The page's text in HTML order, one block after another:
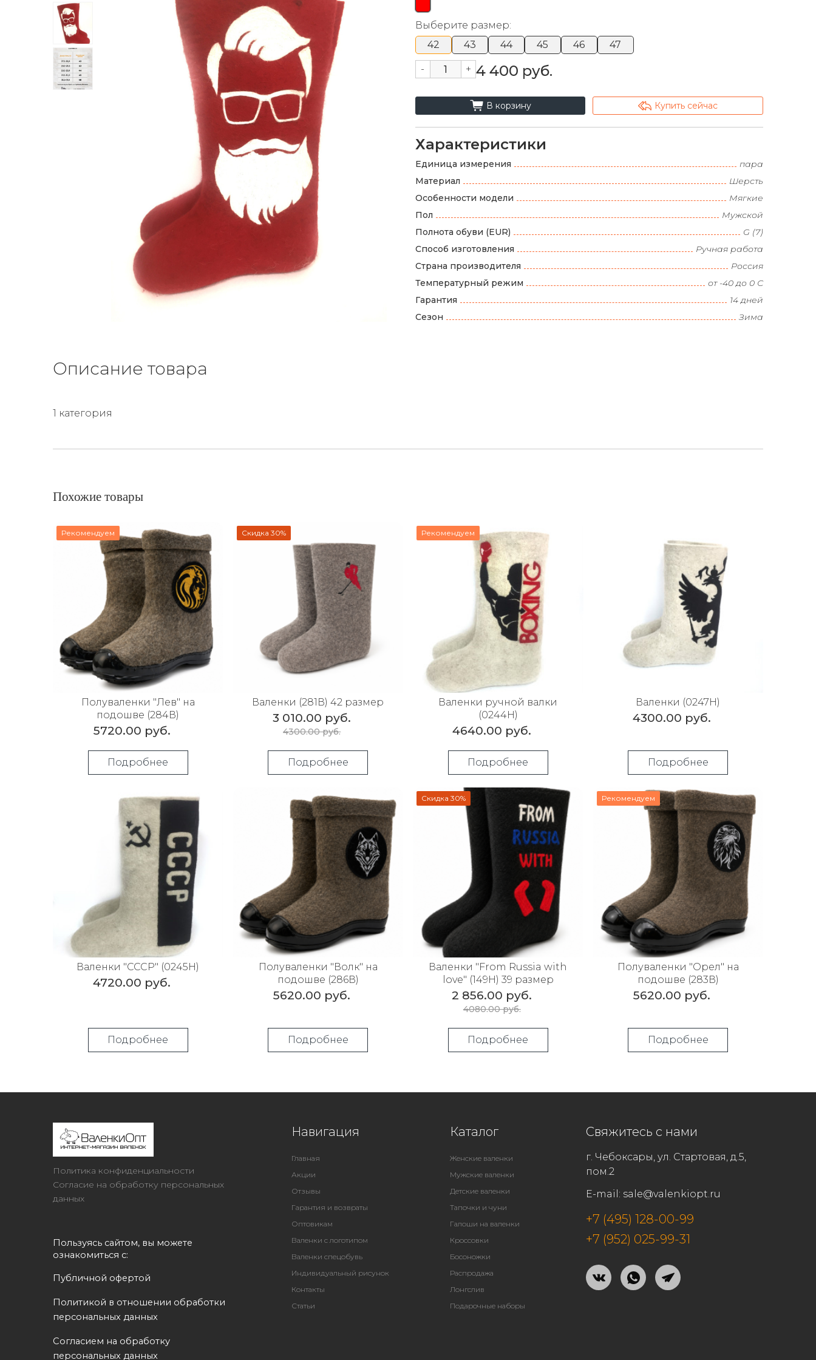
Выберите размер:
42
43 44 45 46 47
- + 4 400 руб.
cart_fill В корзину arrowshape_turn_up_left_2 Купить сейчас
Характеристики
Единица измерения
пара
Материал
Шерсть
Особенности модели
Мягкие
Пол
Мужской
Полнота обуви (EUR)
G (7)
Способ изготовления
Ручная работа
Страна производителя
Россия
Температурный режим
от -40 до 0 С
Гарантия
14 дней
Сезон
Зима
Описание товара
1 категория
Похожие товары
Рекомендуем
Полуваленки "Лев" на
подошве (284В)
5720.00 руб.
Подробнее
Скидка 30%
Валенки (281В) 42 размер
3 010.00 руб.
4300.00 руб.
Подробнее
Рекомендуем
Валенки ручной валки
(0244Н)
4640.00 руб.
Подробнее
Валенки (0247Н)
4300.00 руб.
Подробнее
Валенки "СССР" (0245Н)
4720.00 руб.
Подробнее
Полуваленки "Волк" на
подошве (286В)
5620.00 руб.
Подробнее
Скидка 30%
Валенки "From Russia with
love" (149Н) 39 размер
2 856.00 руб.
4080.00 руб.
Подробнее
Рекомендуем
Полуваленки "Орел" на
подошве (283В)
5620.00 руб.
Подробнее
Политика конфиденциальности
Согласие на обработку персональных
данных
Пользуясь сайтом, вы можете
ознакомиться с:
Публичной офертой
Политикой в отношении обработки
персональных данных
Согласием на обработку
персональных данных
Навигация
Главная
Акции
Отзывы
Гарантия и возвраты
Оптовикам
Валенки с логотипом
Валенки спецобувь
Индивидуальный рисунок
Контакты
Статьи
Каталог
Женские валенки
Мужские валенки
Детские валенки
Тапочки и чуни
Галоши на валенки
Кроссовки
Босоножки
Распродажа
Лонгслив
Подарочные наборы
Свяжитесь с нами
г. Чебоксары, ул. Стартовая, д.5,
пом.2
E-mail: sale@valenkiopt.ru
+7 (495) 128-00-99
+7 (952) 025-99-31